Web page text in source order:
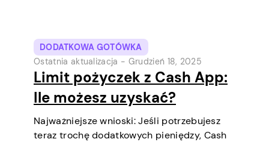
DODATKOWA GOTÓWKA
Ostatnia aktualizacja - Grudzień 18, 2025
Limit pożyczek z Cash App:
Ile możesz uzyskać?
Najważniejsze wnioski: Jeśli potrzebujesz
teraz trochę dodatkowych pieniędzy, Cash